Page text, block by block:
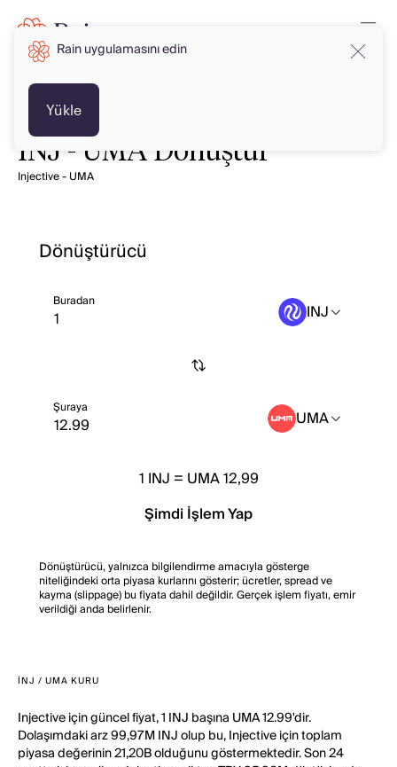
INJ - UMA Dönüştür
Injective - UMA
Dönüştürücü
Buradan INJ
Şuraya UMA
1 INJ = UMA 12,99
Şimdi İşlem Yap
Dönüştürücü, yalnızca bilgilendirme amacıyla gösterge
niteliğindeki orta piyasa kurlarını gösterir; ücretler, spread ve
kayma (slippage) bu fiyata dahil değildir. Gerçek işlem fiyatı, emir
verildiği anda belirlenir.
INJ / UMA KURU
Injective için güncel fiyat, 1 INJ başına UMA 12.99'dir.
Dolaşımdaki arz 99,97M INJ olup bu, Injective için toplam
piyasa değerinin 21,20B olduğunu göstermektedir. Son 24
Rain uygulamasını edin
Yükle